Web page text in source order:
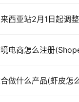
西亚站2月1日起调
电商怎么注册
做什么产品(虾皮怎